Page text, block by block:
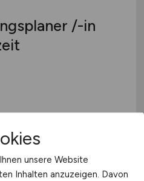
/-in
unsere Website
Inhalten anzuzeigen. Davon